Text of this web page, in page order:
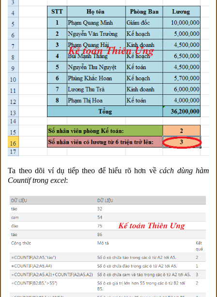
Ta theo dõi ví dụ tiếp theo để hiểu rõ hơn về cách dùng hàm
Countif trong excel: